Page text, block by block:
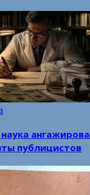
публицистов